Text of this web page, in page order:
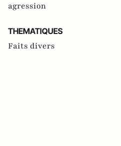
agression
THEMATIQUES
Faits divers